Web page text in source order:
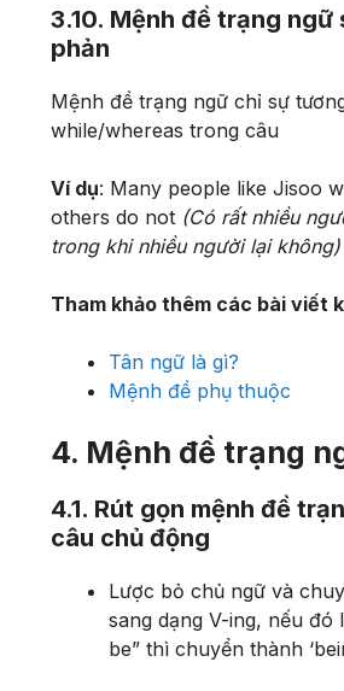
3.10. Mệnh đề trạng ngữ
phản
Mệnh đề trạng ngữ chỉ sự
while/whereas trong câu
Ví dụ: Many people like Jisoo
others do not (Có rất nhiều
trong khi nhiều người lại không)
Tham khảo thêm các bài viết
Tân ngữ là gì?
Mệnh đề phụ thuộc
4. Mệnh đề trạng
4.1. Rút gọn mệnh đề
câu chủ động
Lược bỏ chủ ngữ và
sang dạng V-ing, nếu đó
be” thì chuyển thành